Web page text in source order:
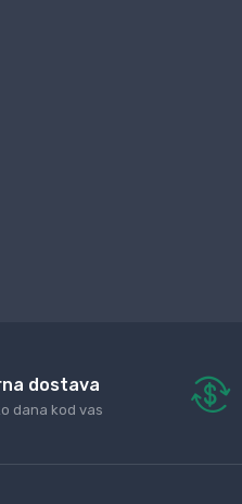
dostava
dana kod vas